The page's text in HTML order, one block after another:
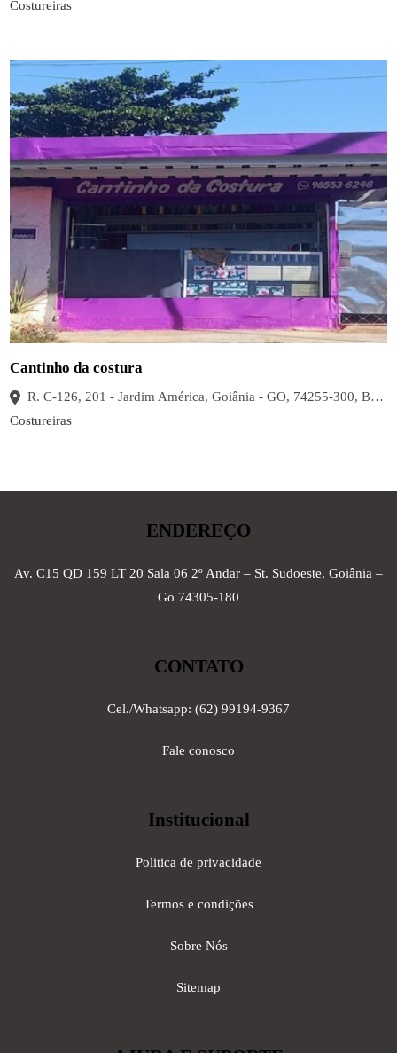
Costureiras
Cantinho da costura
R. C-126, 201 - Jardim América, Goiânia - GO, 74255-300, Brasil
Costureiras
ENDEREÇO
Av. C15 QD 159 LT 20 Sala 06 2º Andar – St. Sudoeste, Goiânia –
Go 74305-180
CONTATO
Cel./Whatsapp: (62) 99194-9367
Fale conosco
Institucional
Politica de privacidade
Termos e condições
Sobre Nós
Sitemap